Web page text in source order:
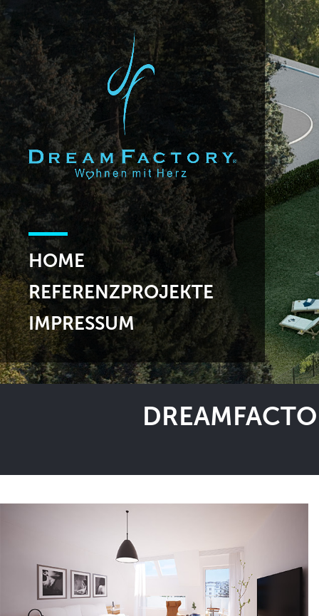
HOME
REFERENZPROJEKTE
IMPRESSUM